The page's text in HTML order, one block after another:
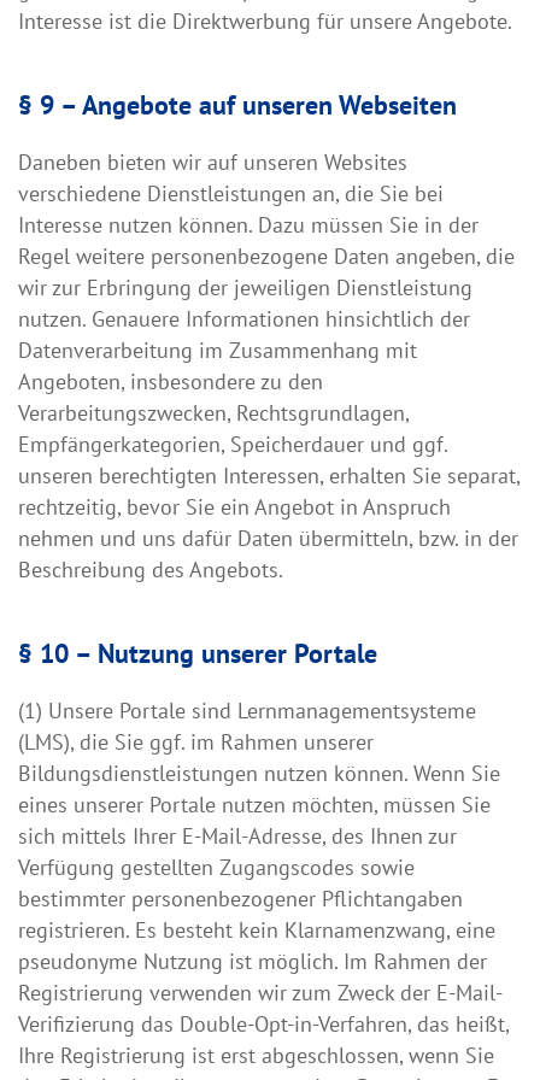
Interesse ist die Direktwerbung für unsere Angebote.
§ 9 – Angebote auf unseren Webseiten
Daneben bieten wir auf unseren Websites
verschiedene Dienstleistungen an, die Sie bei
Interesse nutzen können. Dazu müssen Sie in der
Regel weitere personenbezogene Daten angeben, die
wir zur Erbringung der jeweiligen Dienstleistung
nutzen. Genauere Informationen hinsichtlich der
Datenverarbeitung im Zusammenhang mit
Angeboten, insbesondere zu den
Verarbeitungszwecken, Rechtsgrundlagen,
Empfängerkategorien, Speicherdauer und ggf.
unseren berechtigten Interessen, erhalten Sie separat,
rechtzeitig, bevor Sie ein Angebot in Anspruch
nehmen und uns dafür Daten übermitteln, bzw. in der
Beschreibung des Angebots.
§ 10 – Nutzung unserer Portale
(1) Unsere Portale sind Lernmanagementsysteme
(LMS), die Sie ggf. im Rahmen unserer
Bildungsdienstleistungen nutzen können. Wenn Sie
eines unserer Portale nutzen möchten, müssen Sie
sich mittels Ihrer E-Mail-Adresse, des Ihnen zur
Verfügung gestellten Zugangscodes sowie
bestimmter personenbezogener Pflichtangaben
registrieren. Es besteht kein Klarnamenzwang, eine
pseudonyme Nutzung ist möglich. Im Rahmen der
Registrierung verwenden wir zum Zweck der E-Mail-
Verifizierung das Double-Opt-in-Verfahren, das heißt,
Ihre Registrierung ist erst abgeschlossen, wenn Sie